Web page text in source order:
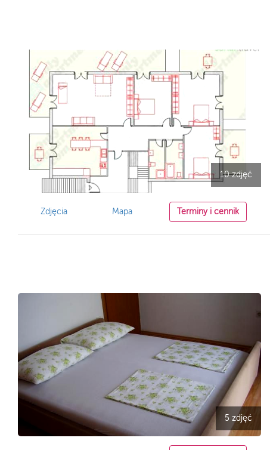
10 zdjęć
Zdjęcia Mapa Terminy i cennik
5 zdjęć